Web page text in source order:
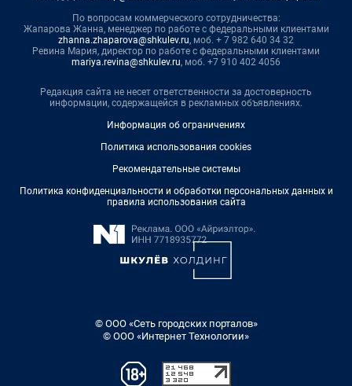
По вопросам коммерческого сотрудничества:
Жапарова Жанна, менеджер по работе с федеральными клиентами
zhanna.zhaparova@shkulev.ru, моб. + 7 982 640 34 32
Ревина Мария, директор по работе с федеральными клиентами
mariya.revina@shkulev.ru, моб. +7 910 402 4056
Редакция сайта не несет ответственности за достоверность
информации, содержащейся в рекламных объявлениях.
Информация об ограничениях
Политика использования cookies
Рекомендательные системы
Политика конфиденциальности и обработки персональных данных и
правила использования сайта
© ООО «Сеть городских порталов»
© ООО «Интернет Технологии»